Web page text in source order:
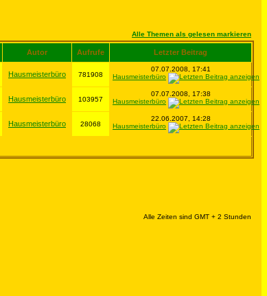
Alle Themen als gelesen markieren
Autor Aufrufe Letzter Beitrag
Hausmeisterbüro 781908
07.07.2008, 17:41
Hausmeisterbüro
Hausmeisterbüro 103957
07.07.2008, 17:38
Hausmeisterbüro
Hausmeisterbüro 28068
22.06.2007, 14:28
Hausmeisterbüro
Alle Zeiten sind GMT + 2 Stunden